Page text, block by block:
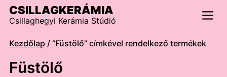
Skip
content
CSILLAGKERÁMIA
Csillaghegyi Kerámia Stúdió
Kezdőlap / “Füstölő” címkével rendelkező termékek
Füstölő